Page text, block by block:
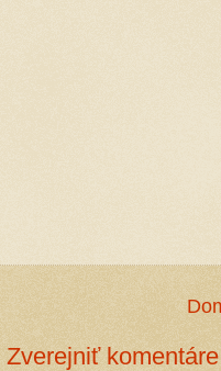
Zverejniť